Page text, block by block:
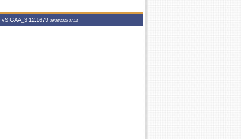
vSIGAA_3.12.1679 09/08/2026 07:13